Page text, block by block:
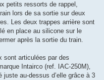
petits ressorts de rappel,
lors de sa sortie sur deux
Les deux trappes arrière sont
en place au silicone sur le
après la sortie du train.
sont articulées par des
Intairco (ref. IAC-250M),
au-dessus d’elle grâce à 3